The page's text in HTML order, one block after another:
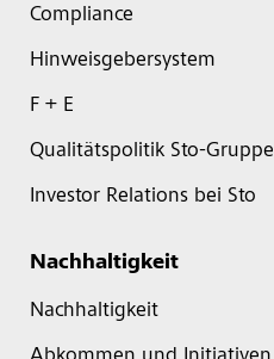
Compliance
Hinweisgebersystem
F + E
Qualitätspolitik Sto-Gruppe
Investor Relations bei Sto
Nachhaltigkeit
Nachhaltigkeit